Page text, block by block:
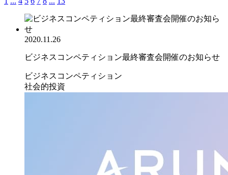
2020.11.26
ビジネスコンペティション最終審査会開催のお知らせ
ビジネスコンペティション
社会的投資